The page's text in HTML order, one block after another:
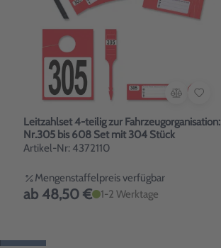
Leitzahlset 4-teilig zur Fahrzeugorganisation:
Nr.305 bis 608 Set mit 304 Stück
Artikel-Nr: 4372110
Mengenstaffelpreis verfügbar
ab 48,50 € 1-2 Werktage